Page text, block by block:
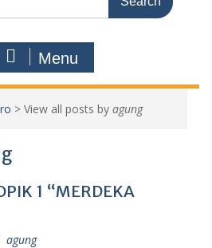
Menu
> View all posts by agung
1 “MERDEKA
agung